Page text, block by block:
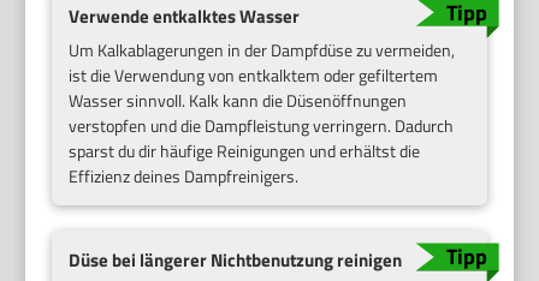
Verwende entkalktes Wasser
Um Kalkablagerungen in der Dampfdüse zu vermeiden,
ist die Verwendung von entkalktem oder gefiltertem
Wasser sinnvoll. Kalk kann die Düsenöffnungen
verstopfen und die Dampfleistung verringern. Dadurch
sparst du dir häufige Reinigungen und erhältst die
Effizienz deines Dampfreinigers.
Düse bei längerer Nichtbenutzung reinigen